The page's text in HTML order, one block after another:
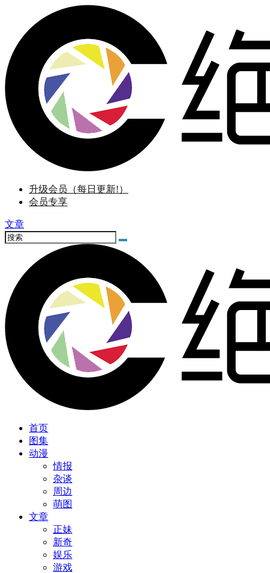
升级会员（每日更新!）
会员专享
文章
首页
图集
动漫
情报
杂谈
周边
萌图
文章
正妹
新奇
娱乐
游戏